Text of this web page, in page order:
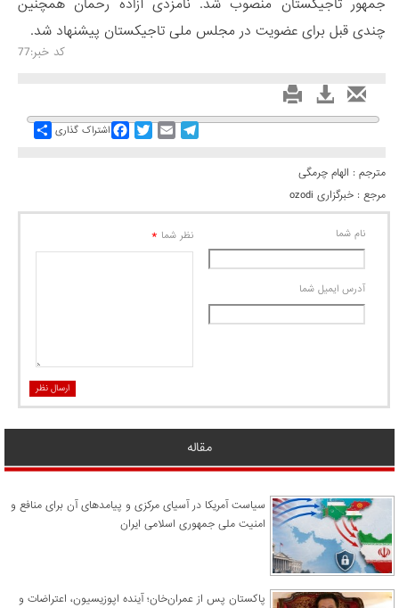
چندی قبل برای عضویت در مجلس ملی تاجیکستان پیشنهاد شد.
کد خبر:77
Share اشتراک گذاری
FacebookTwitterEmail
Telegram
مترجم : الهام چرمگی
مرجع : خبرگزاری ozodi
نام شما
آدرس ايميل شما
نظر شما *
ارسال نظر
مقاله
سیاست آمریکا در آسیای مرکزی و پیامدهای آن برای منافع و
امنیت ملی جمهوری اسلامی ایران
پاکستان پس از عمران‌خان؛ آینده اپوزیسیون، اعتراضات و